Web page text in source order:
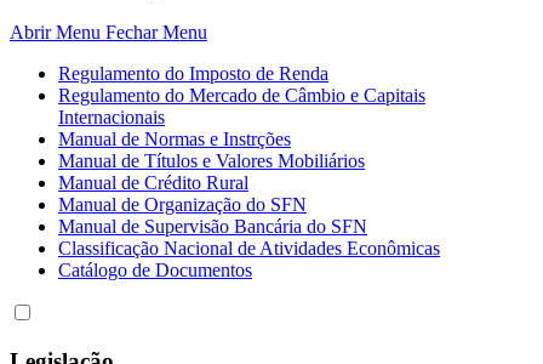
Abrir Menu Fechar Menu
Regulamento do Imposto de Renda
Regulamento do Mercado de Câmbio e Capitais
Internacionais
Manual de Normas e Instrções
Manual de Títulos e Valores Mobiliários
Manual de Crédito Rural
Manual de Organização do SFN
Manual de Supervisão Bancária do SFN
Classificação Nacional de Atividades Econômicas
Catálogo de Documentos